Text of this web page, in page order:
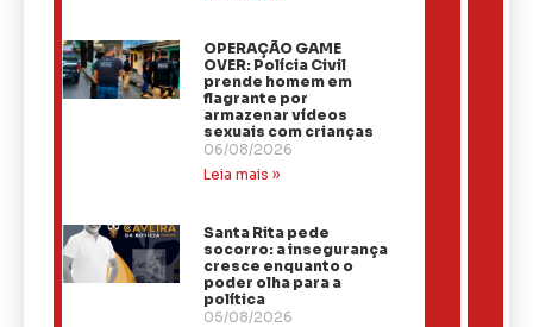
OPERAÇÃO GAME
OVER: Polícia Civil
prende homem em
flagrante por
armazenar vídeos
sexuais com crianças
06/08/2026
Leia mais »
Santa Rita pede
socorro: a insegurança
cresce enquanto o
poder olha para a
política
05/08/2026